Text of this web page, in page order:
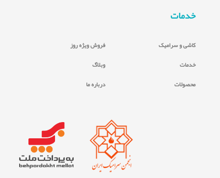
خدمات
کاشی و سرامیک
خدمات
محصولات
فروش ویژه روز
وبلاگ
درباره ما